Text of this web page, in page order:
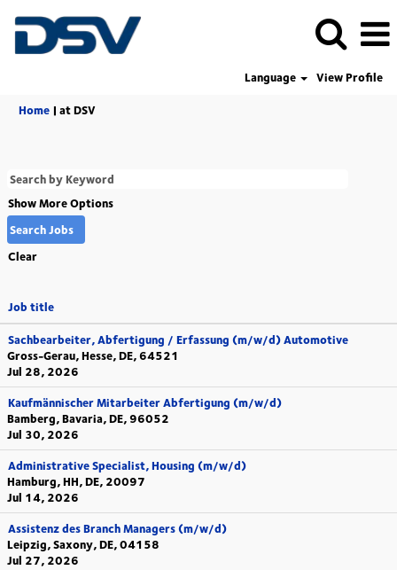
Language
View Profile
Home | at DSV(current
Show More Options
Clear
Job title
Sachbearbeiter, Abfertigung / Erfassung (m/w/d) Automotive
Gross-Gerau, Hesse, DE, 64521
Jul 28, 2026
Kaufmännischer Mitarbeiter Abfertigung (m/w/d)
Bamberg, Bavaria, DE, 96052
Jul 30, 2026
Administrative Specialist, Housing (m/w/d)
Hamburg, HH, DE, 20097
Jul 14, 2026
Assistenz des Branch Managers (m/w/d)
Leipzig, Saxony, DE, 04158
Jul 27, 2026